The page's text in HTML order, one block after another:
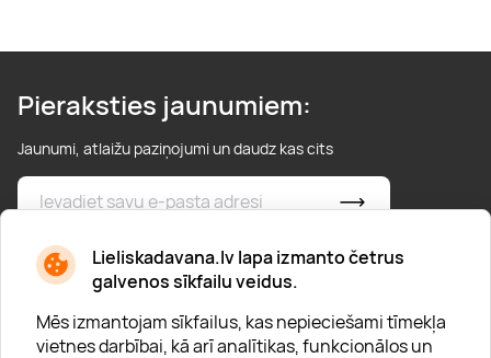
Lieliskadavana.lv lapa izmanto četrus
galvenos sīkfailu veidus.
Mēs izmantojam sīkfailus, kas nepieciešami tīmekļa
vietnes darbībai, kā arī analītikas, funkcionālos un
Pieraksties jaunumiem:
Jaunumi, atlaižu paziņojumi un daudz kas cits
* Esmu iepazinies/usies ar privātuma politiku